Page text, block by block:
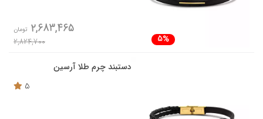
5%
2,683,465 تومان
2,824,700
دستبند چرم طلا آرسین
5